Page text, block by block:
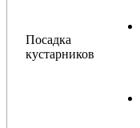
Посадка
кустарников